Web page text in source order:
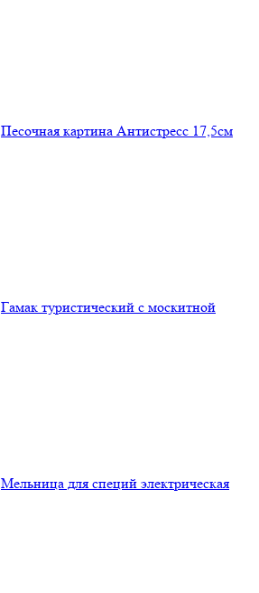
Песочная картина Антистресс 17,5см
Гамак туристический с москитной
Мельница для специй электрическая